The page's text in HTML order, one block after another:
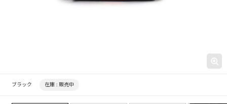
ブラック 在庫 : 販売中